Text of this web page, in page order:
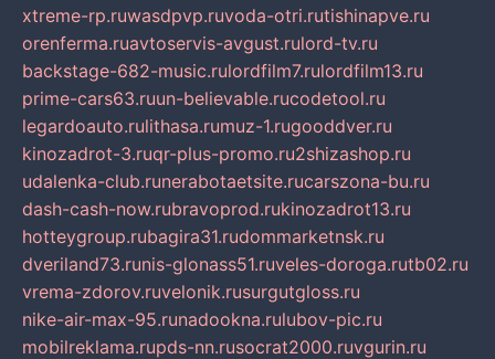
xtreme-rp.ruwasdpvp.ruvoda-otri.rutishinapve.ru
orenferma.ruavtoservis-avgust.rulord-tv.ru
backstage-682-music.rulordfilm7.rulordfilm13.ru
prime-cars63.ruun-believable.rucodetool.ru
legardoauto.rulithasa.rumuz-1.rugooddver.ru
kinozadrot-3.ruqr-plus-promo.ru2shizashop.ru
udalenka-club.runerabotaetsite.rucarszona-bu.ru
dash-cash-now.rubravoprod.rukinozadrot13.ru
hotteygroup.rubagira31.rudommarketnsk.ru
dveriland73.runis-glonass51.ruveles-doroga.rutb02.ru
vrema-zdorov.ruvelonik.rusurgutgloss.ru
nike-air-max-95.runadookna.rulubov-pic.ru
mobilreklama.rupds-nn.rusocrat2000.ruvgurin.ru